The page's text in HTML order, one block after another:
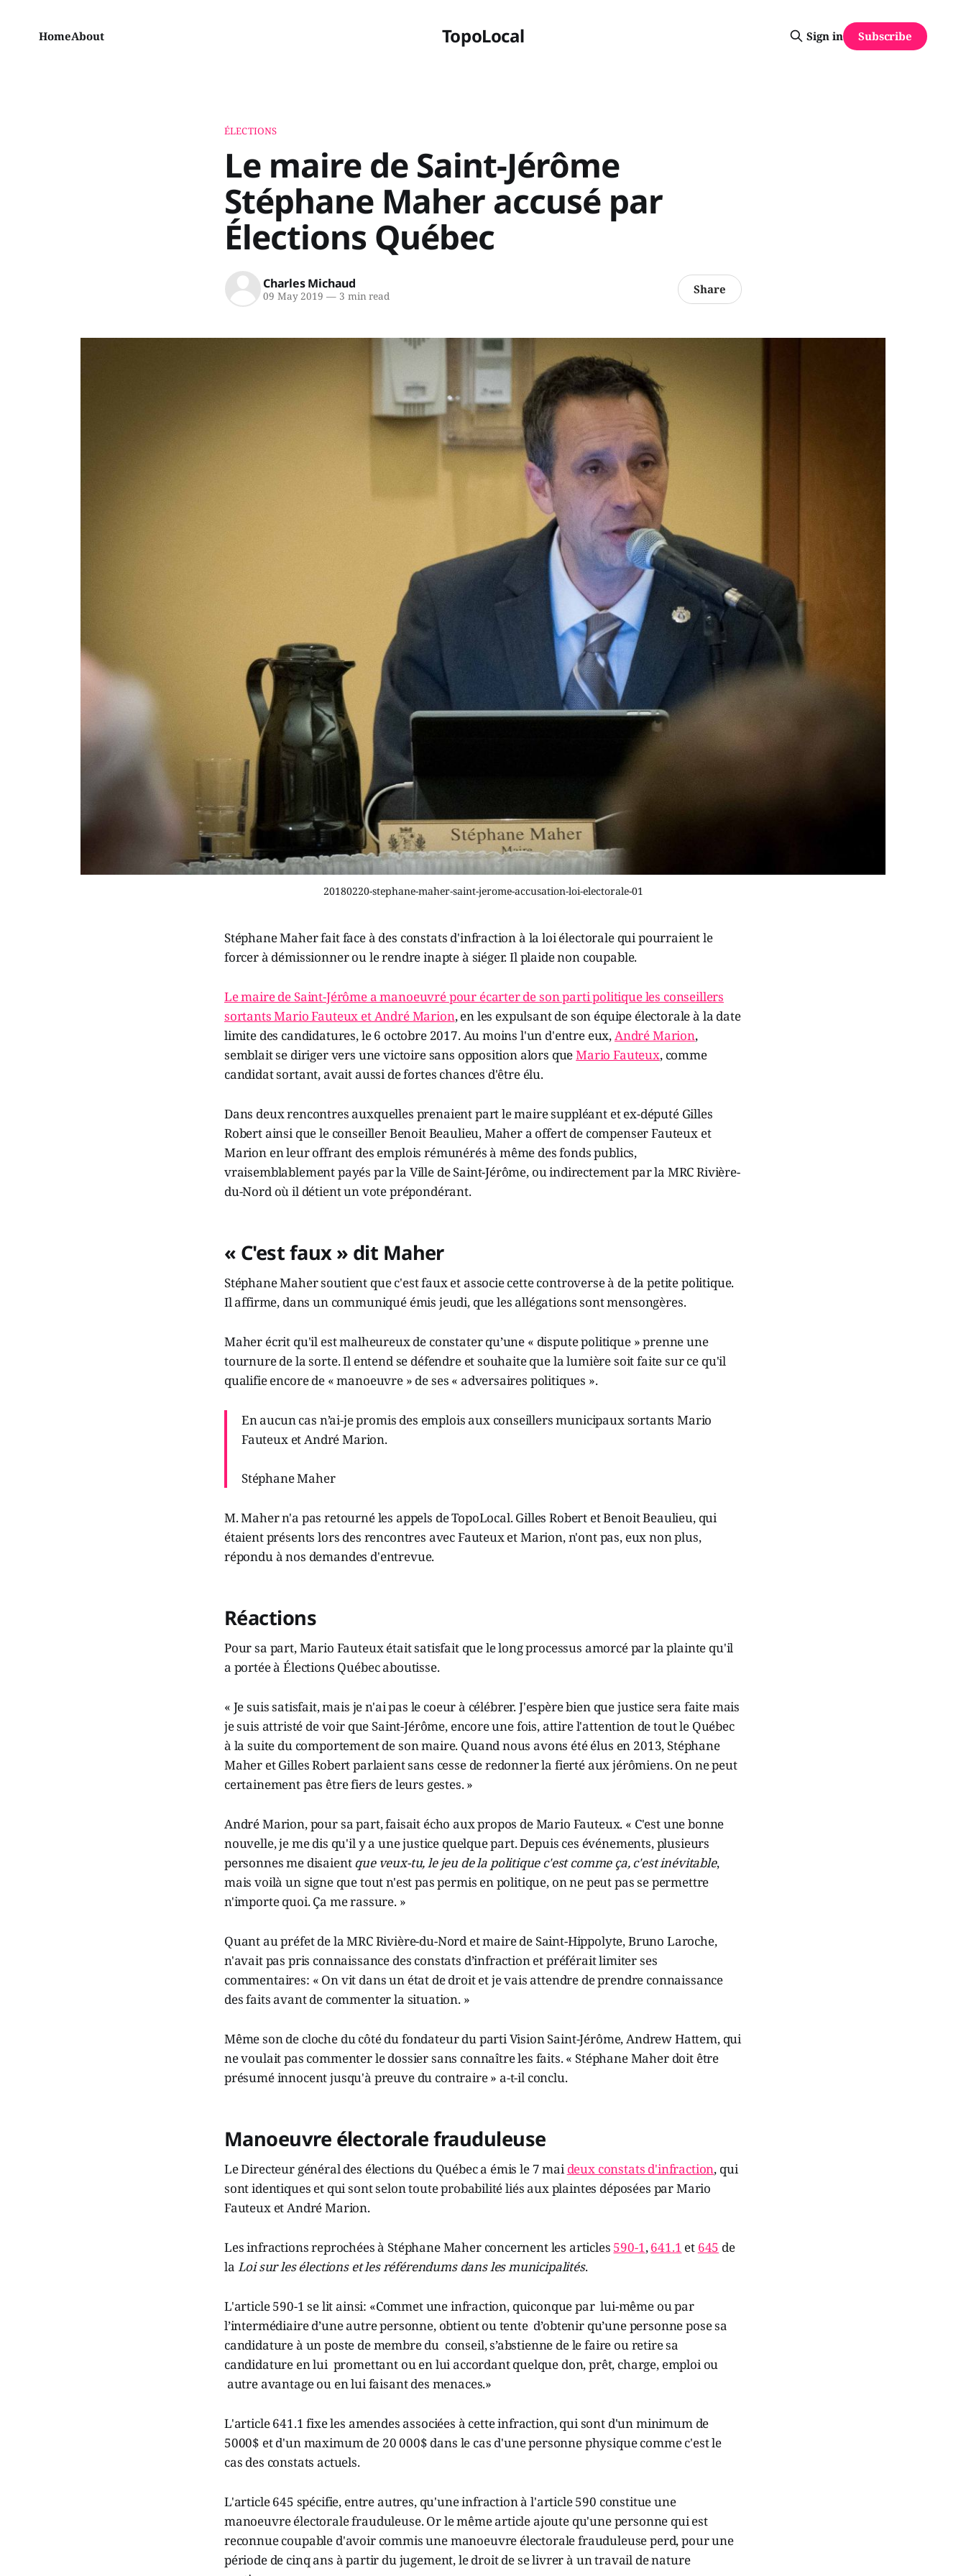
TopoLocal
HomeAbout Sign in Subscribe
ÉLECTIONS
Le maire de Saint-Jérôme
Stéphane Maher accusé par
Élections Québec
Charles Michaud
09 May 2019 —3 min read Share
20180220-stephane-maher-saint-jerome-accusation-loi-electorale-01
Stéphane Maher fait face à des constats d'infraction à la loi électorale qui pourraient le
forcer à démissionner ou le rendre inapte à siéger. Il plaide non coupable.
Le maire de Saint-Jérôme a manoeuvré pour écarter de son parti politique les conseillers
sortants Mario Fauteux et André Marion, en les expulsant de son équipe électorale à la date
limite des candidatures, le 6 octobre 2017. Au moins l'un d'entre eux,André Marion,
semblait se diriger vers une victoire sans opposition alors queMario Fauteux, comme
candidat sortant, avait aussi de fortes chances d'être élu.
Dans deux rencontres auxquelles prenaient part le maire suppléant et ex-député Gilles
Robert ainsi que le conseiller Benoit Beaulieu, Maher a offert de compenser Fauteux et
Marion en leur offrant des emplois rémunérés à même des fonds publics,
vraisemblablement payés par la Ville de Saint-Jérôme, ou indirectement par la MRC Rivière-
du-Nord où il détient un vote prépondérant.
« C'est faux » dit Maher
Stéphane Maher soutient que c'est faux et associe cette controverse à de la petite politique.
Il affirme, dans un communiqué émis jeudi, que les allégations sont mensongères.
Maher écrit qu'il est malheureux de constater qu’une « dispute politique » prenne une
tournure de la sorte. Il entend se défendre et souhaite que la lumière soit faite sur ce qu'il
qualifie encore de « manoeuvre » de ses « adversaires politiques ».
En aucun cas n’ai-je promis des emplois aux conseillers municipaux sortants Mario
Fauteux et André Marion.
Stéphane Maher
M. Maher n'a pas retourné les appels de TopoLocal. Gilles Robert et Benoit Beaulieu, qui
étaient présents lors des rencontres avec Fauteux et Marion, n'ont pas, eux non plus,
répondu à nos demandes d'entrevue.
Réactions
Pour sa part, Mario Fauteux était satisfait que le long processus amorcé par la plainte qu'il
a portée à Élections Québec aboutisse.
« Je suis satisfait, mais je n'ai pas le coeur à célébrer. J'espère bien que justice sera faite mais
je suis attristé de voir que Saint-Jérôme, encore une fois, attire l'attention de tout le Québec
à la suite du comportement de son maire. Quand nous avons été élus en 2013, Stéphane
Maher et Gilles Robert parlaient sans cesse de redonner la fierté aux jérômiens. On ne peut
certainement pas être fiers de leurs gestes. »
André Marion, pour sa part, faisait écho aux propos de Mario Fauteux. « C'est une bonne
nouvelle, je me dis qu'il y a une justice quelque part. Depuis ces événements, plusieurs
personnes me disaientque veux-tu, le jeu de la politique c'est comme ça, c'est inévitable,
mais voilà un signe que tout n'est pas permis en politique, on ne peut pas se permettre
n'importe quoi. Ça me rassure. »
Quant au préfet de la MRC Rivière-du-Nord et maire de Saint-Hippolyte, Bruno Laroche,
n'avait pas pris connaissance des constats d’infraction et préférait limiter ses
commentaires: « On vit dans un état de droit et je vais attendre de prendre connaissance
des faits avant de commenter la situation. »
Même son de cloche du côté du fondateur du parti Vision Saint-Jérôme, Andrew Hattem, qui
ne voulait pas commenter le dossier sans connaître les faits. « Stéphane Maher doit être
présumé innocent jusqu'à preuve du contraire » a-t-il conclu.
Manoeuvre électorale frauduleuse
Le Directeur général des élections du Québec a émis le 7 maideux constats d'infraction, qui
sont identiques et qui sont selon toute probabilité liés aux plaintes déposées par Mario
Fauteux et André Marion.
Les infractions reprochées à Stéphane Maher concernent les articles 590-1,641.1 et 645 de
la Loi sur les élections et les référendums dans les municipalités.
L'article 590-1 se lit ainsi: «Commet une infraction, quiconque par lui-même ou par
l’intermédiaire d’une autre personne, obtient ou tente d’obtenir qu’une personne pose sa
candidature à un poste de membre du conseil, s’abstienne de le faire ou retire sa
candidature en lui promettant ou en lui accordant quelque don, prêt, charge, emploi ou
autre avantage ou en lui faisant des menaces.»
L'article 641.1 fixe les amendes associées à cette infraction, qui sont d'un minimum de
5000$ et d'un maximum de 20 000$ dans le cas d'une personne physique comme c'est le
cas des constats actuels.
L'article 645 spécifie, entre autres, qu'une infraction à l'article 590 constitue une
manoeuvre électorale frauduleuse. Or le même article ajoute qu'une personne qui est
reconnue coupable d'avoir commis une manoeuvre électorale frauduleuse perd, pour une
période de cinq ans à partir du jugement, le droit de se livrer à un travail de nature